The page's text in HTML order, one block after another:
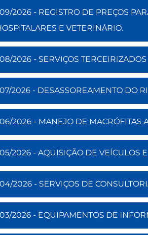
2026 - REGISTRO DE PREÇOS
E VETERINÁRIO.
2026 - SERVIÇOS
2026 - DESASSOREAMENTO DO
2026 - MANEJO DE MACRÓFITAS
2026 - AQUISIÇÃO DE VEÍCULOS
2026 - SERVIÇOS DE
2026 - EQUIPAMENTOS DE